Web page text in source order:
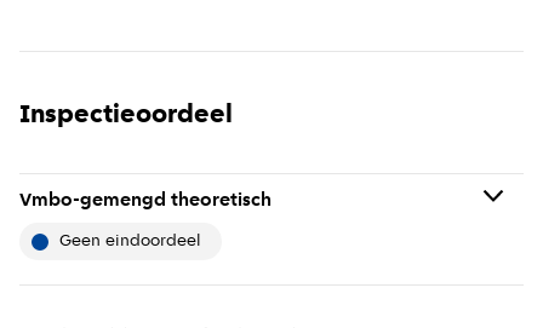
Inspectieoordeel
Vmbo-gemengd theoretisch
geen eindoordeel